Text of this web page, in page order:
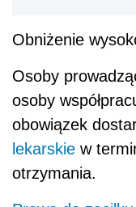
Obniżenie
Osoby
osoby
obowiązek
lekarskie w
otrzymania.